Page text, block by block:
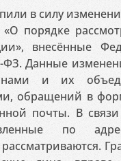
в силу
порядке
внесённые
ФЗ. Данные
и их
обращений в
почты. В
по
рассматриваются.